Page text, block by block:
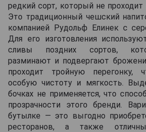
редкий сорт, который не
Это традиционный чешский
компанией Рудольф Елинек с
Для его изготовления
сливы поздних сортов,
разминают и подвергают
проходит тройную перегонку,
особую чистоту и мягкость.
бочках не применяется, что
прозрачности этого бренди.
бутылке — это выгодно
ресторанов, а также